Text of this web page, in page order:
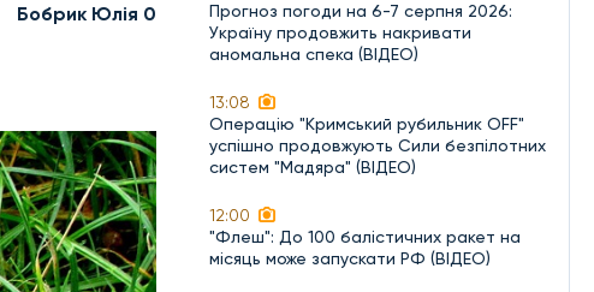
Бобрик Юлія 0
Прогноз погоди на 6-7 серпня 2026:
Україну продовжить накривати
аномальна спека (ВІДЕО)
13:08
Операцію "Кримський рубильник OFF"
успішно продовжують Сили безпілотних
систем "Мадяра" (ВІДЕО)
12:00
"Флеш": До 100 балістичних ракет на
місяць може запускати РФ (ВІДЕО)